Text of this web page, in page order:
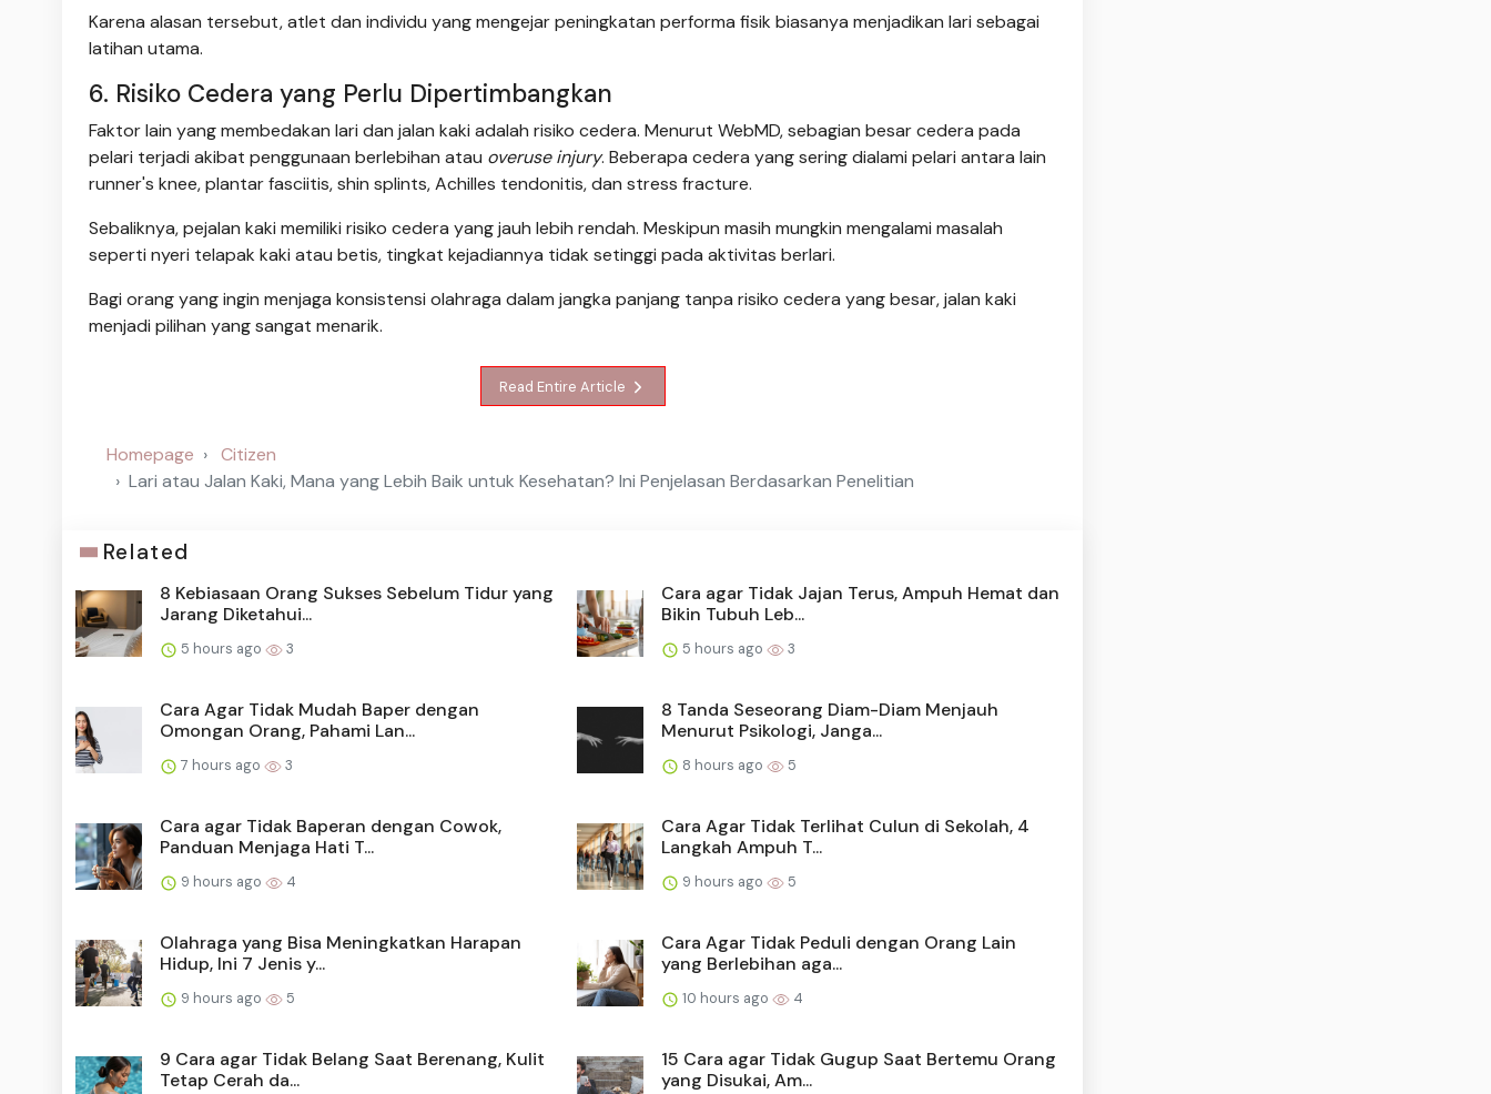
Karena alasan tersebut, atlet dan individu yang mengejar peningkatan performa fisik biasanya menjadikan lari sebagai
latihan utama.
6. Risiko Cedera yang Perlu Dipertimbangkan
Faktor lain yang membedakan lari dan jalan kaki adalah risiko cedera. Menurut WebMD, sebagian besar cedera pada
pelari terjadi akibat penggunaan berlebihan atau overuse injury. Beberapa cedera yang sering dialami pelari antara lain
runner's knee, plantar fasciitis, shin splints, Achilles tendonitis, dan stress fracture.
Sebaliknya, pejalan kaki memiliki risiko cedera yang jauh lebih rendah. Meskipun masih mungkin mengalami masalah
seperti nyeri telapak kaki atau betis, tingkat kejadiannya tidak setinggi pada aktivitas berlari.
Bagi orang yang ingin menjaga konsistensi olahraga dalam jangka panjang tanpa risiko cedera yang besar, jalan kaki
menjadi pilihan yang sangat menarik.
Read Entire Article
Homepage
Citizen
Lari atau Jalan Kaki, Mana yang Lebih Baik untuk Kesehatan? Ini Penjelasan Berdasarkan Penelitian
Related
8 Kebiasaan Orang Sukses Sebelum Tidur yang
Jarang Diketahui...
5 hours ago 3
Cara agar Tidak Jajan Terus, Ampuh Hemat dan
Bikin Tubuh Leb...
5 hours ago 3
Cara Agar Tidak Mudah Baper dengan
Omongan Orang, Pahami Lan...
7 hours ago 3
8 Tanda Seseorang Diam-Diam Menjauh
Menurut Psikologi, Janga...
8 hours ago 5
Cara agar Tidak Baperan dengan Cowok,
Panduan Menjaga Hati T...
9 hours ago 4
Cara Agar Tidak Terlihat Culun di Sekolah, 4
Langkah Ampuh T...
9 hours ago 5
Olahraga yang Bisa Meningkatkan Harapan
Hidup, Ini 7 Jenis y...
9 hours ago 5
Cara Agar Tidak Peduli dengan Orang Lain
yang Berlebihan aga...
10 hours ago 4
9 Cara agar Tidak Belang Saat Berenang, Kulit
Tetap Cerah da...
15 Cara agar Tidak Gugup Saat Bertemu Orang
yang Disukai, Am...